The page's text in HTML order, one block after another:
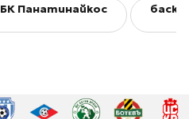
БК Панатинайкос